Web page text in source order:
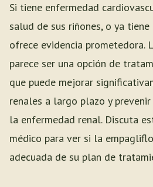
Si tiene enfermedad
salud de sus riñones, o ya tiene
ofrece evidencia prometedora.
parece ser una opción de
que puede mejorar
renales a largo plazo y
la enfermedad renal. Discuta
médico para ver si la
adecuada de su plan de